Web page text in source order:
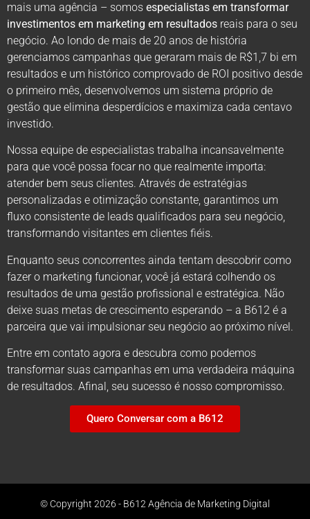
mais uma agência – somos especialistas em transformar
investimentos em marketing em resultados reais para o seu
negócio. Ao londo de mais de 20 anos de história
gerenciamos campanhas que geraram mais de R$1,7 bi em
resultados e um histórico comprovado de ROI positivo desde
o primeiro mês, desenvolvemos um sistema próprio de
gestão que elimina desperdícios e maximiza cada centavo
investido.
Nossa equipe de especialistas trabalha incansavelmente
para que você possa focar no que realmente importa:
atender bem seus clientes. Através de estratégias
personalizadas e otimização constante, garantimos um
fluxo consistente de leads qualificados para seu negócio,
transformando visitantes em clientes fiéis.
Enquanto seus concorrentes ainda tentam descobrir como
fazer o marketing funcionar, você já estará colhendo os
resultados de uma gestão profissional e estratégica. Não
deixe suas metas de crescimento esperando – a B612 é a
parceira que vai impulsionar seu negócio ao próximo nível.
Entre em contato agora e descubra como podemos
transformar suas campanhas em uma verdadeira máquina
de resultados. Afinal, seu sucesso é nosso compromisso.
Quero Conversar com a B612
© Copyright 2026 - B612 Agência de Marketing Digital